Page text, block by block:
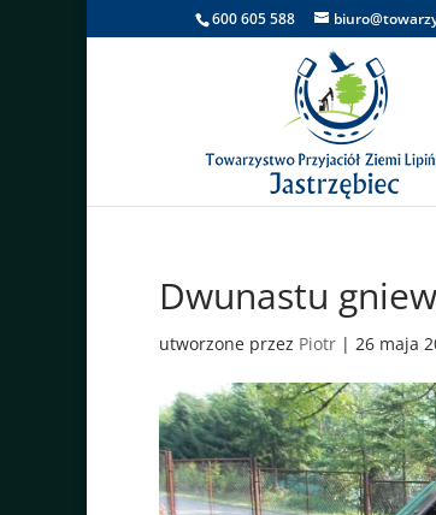
600 605 588
Dwunastu
utworzone przez Piotr | 26 maja